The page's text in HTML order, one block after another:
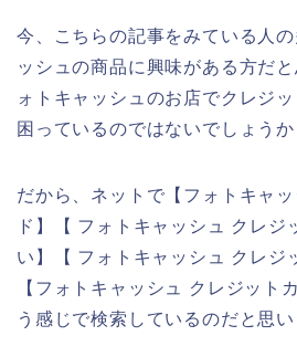
今、こちらの記事をみている人
ッシュの商品に興味がある方だ
ォトキャッシュのお店でクレジ
困っているのではないでしょうか
だから、ネットで【フォトキャ
ド】【 フォトキャッシュ クレ
い】【 フォトキャッシュ クレジ
【フォトキャッシュ クレジッ
う感じで検索しているのだと思い